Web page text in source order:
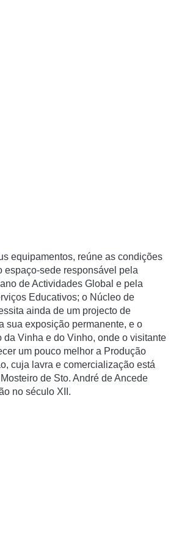
equipamentos, reúne as condições
espaço-sede responsável pela
de Actividades Global e pela
Educativos; o Núcleo de
ainda de um projecto de
sua exposição permanente, e o
da Vinha e do Vinho, onde o visitante
um pouco melhor a Produção
cuja lavra e comercialização está
de Sto. André de Ancede
no século XII.